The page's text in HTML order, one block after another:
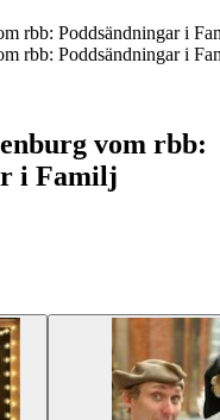
rbb: Poddsändningar i
rbb: Poddsändningar i
vom rbb:
i Familj